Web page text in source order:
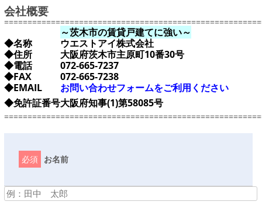
会社概要
～茨木市の賃貸戸建てに強い～
◆名称
ウエストアイ株式会社
◆住所
大阪府茨木市主原町10番30号
◆電話
072-665-7237
◆FAX
072-665-7238
◆EMAIL
お問い合わせフォームをご利用ください
◆免許証番号大阪府知事(1)第58085号
必須 お名前